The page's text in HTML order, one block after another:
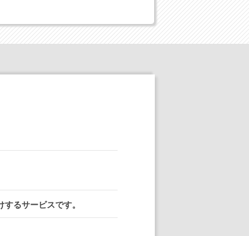
るサービスです。